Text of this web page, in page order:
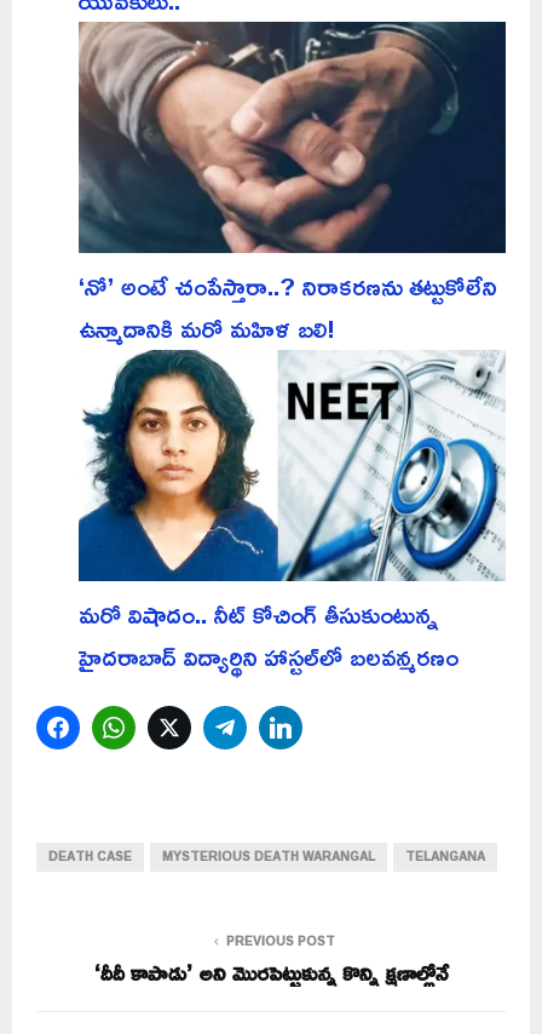
‘నో’ అంటే చంపేస్తారా..? నిరాకరణను తట్టుకోలేని
ఉన్మాదానికి మరో మహిళ బలి!
మరో విషాదం.. నీట్ కోచింగ్ తీసుకుంటున్న
హైదరాబాద్ విద్యార్థిని హాస్టల్‌లో బలవన్మరణం
FacebookWhatsAppTwitterTelegram
DEATH CASE MYSTERIOUS DEATH WARANGAL TELANGANA
PREVIOUS POST
‘దీదీ కాపాడు’ అని మొరపెట్టుకున్న కొన్ని క్షణాల్లోనే